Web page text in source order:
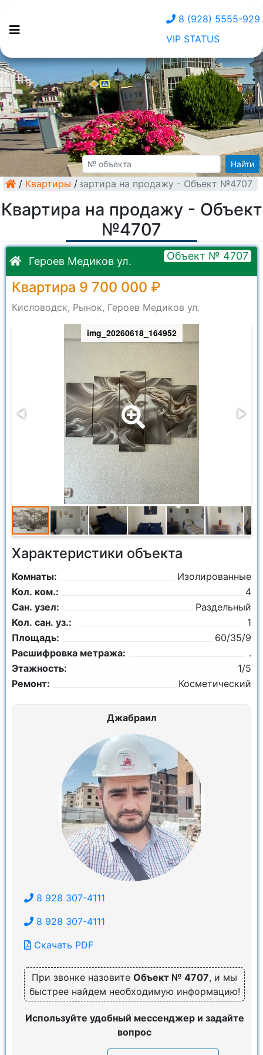
8 (928) 5555-929
VIP STATUS
Найти
/ Квартиры /
Квартира на продажу - Объект №4707
Квартира на продажу - Объект
№4707
Героев Медиков ул. Объект № 4707
Квартира 9 700 000 ₽
Кисловодск, Рынок, Героев Медиков ул.
img_20260618_164952
Характеристики объекта
Комнаты:
Изолированные
Кол. ком.:
4
Сан. узел:
Раздельный
Кол. сан. уз.:
1
Площадь:
60/35/9
Расшифровка метража:
.
Этажность:
1/5
Ремонт:
Косметический
Джабраил
8 928 307-4111
8 928 307-4111
Скачать PDF
При звонке назовите Объект № 4707, и мы
быстрее найдем необходимую информацию!
Используйте удобный мессенджер и задайте
вопрос